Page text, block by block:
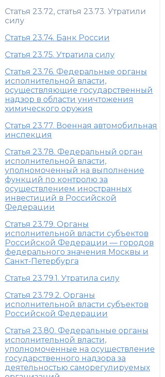
Статья 23.72, статья 23.73. Утратили
силу
Статья 23.74. Банк России
Статья 23.75. Утратила силу
Статья 23.76. Федеральные органы
исполнительной власти,
осуществляющие государственный
надзор в области уничтожения
химического оружия
Статья 23.77. Военная автомобильная
инспекция
Статья 23.78. Федеральный орган
исполнительной власти,
уполномоченный на выполнение
функций по контролю за
осуществлением иностранных
инвестиций в Российской
Федерации
Статья 23.79. Органы
исполнительной власти субъектов
Российской Федерации — городов
федерального значения Москвы и
Санкт-Петербурга
Статья 23.79.1. Утратила силу
Статья 23.79.2. Органы
исполнительной власти субъектов
Российской Федерации
Статья 23.80. Федеральные органы
исполнительной власти,
уполномоченные на осуществление
государственного надзора за
деятельностью саморегулируемых